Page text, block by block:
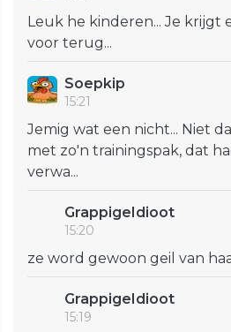
Leuk he kinderen... Je krijgt
voor terug...
Soepkip
15:21
Jemig wat een nicht... Niet
met zo'n trainingspak, dat
verwa...
GrappigeIdioot
15:20
ze word gewoon geil van
GrappigeIdioot
15:19